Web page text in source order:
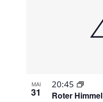
MAI
31 Roter Himmel
20:45